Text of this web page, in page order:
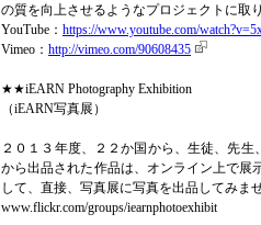
の質を向上させるようなプロジェクトに取
YouTube： https://www.youtube.com/
Vimeo： http://vimeo.com/90608435
★★iEARN Photography Exhibition
（iEARN写真展）
２０１３年度、２２か国から、生徒、先
から出品された作品は、オンライン上で展
して、直接、写真展に写真を出品してみま
www.flickr.com/groups/iearnphotoexhibit